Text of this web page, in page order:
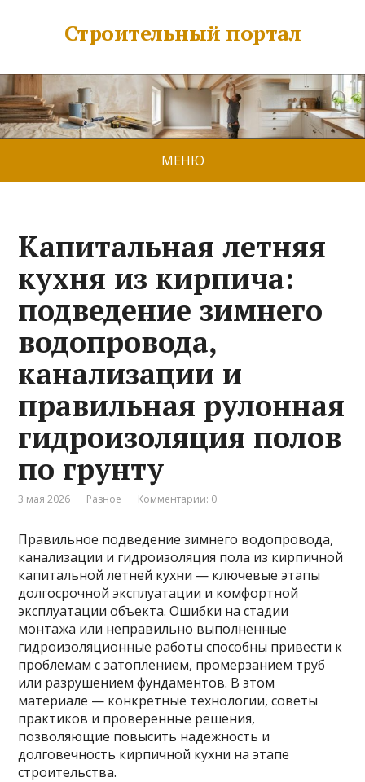
Строительный портал
МЕНЮ
Капитальная летняя
кухня из кирпича:
подведение зимнего
водопровода,
канализации и
правильная рулонная
гидроизоляция полов
по грунту
3 мая 2026 Разное Комментарии: 0
Правильное подведение зимнего водопровода,
канализации и гидроизоляция пола из кирпичной
капитальной летней кухни — ключевые этапы
долгосрочной эксплуатации и комфортной
эксплуатации объекта. Ошибки на стадии
монтажа или неправильно выполненные
гидроизоляционные работы способны привести к
проблемам с затоплением, промерзанием труб
или разрушением фундаментов. В этом
материале — конкретные технологии, советы
практиков и проверенные решения,
позволяющие повысить надежность и
долговечность кирпичной кухни на этапе
строительства.